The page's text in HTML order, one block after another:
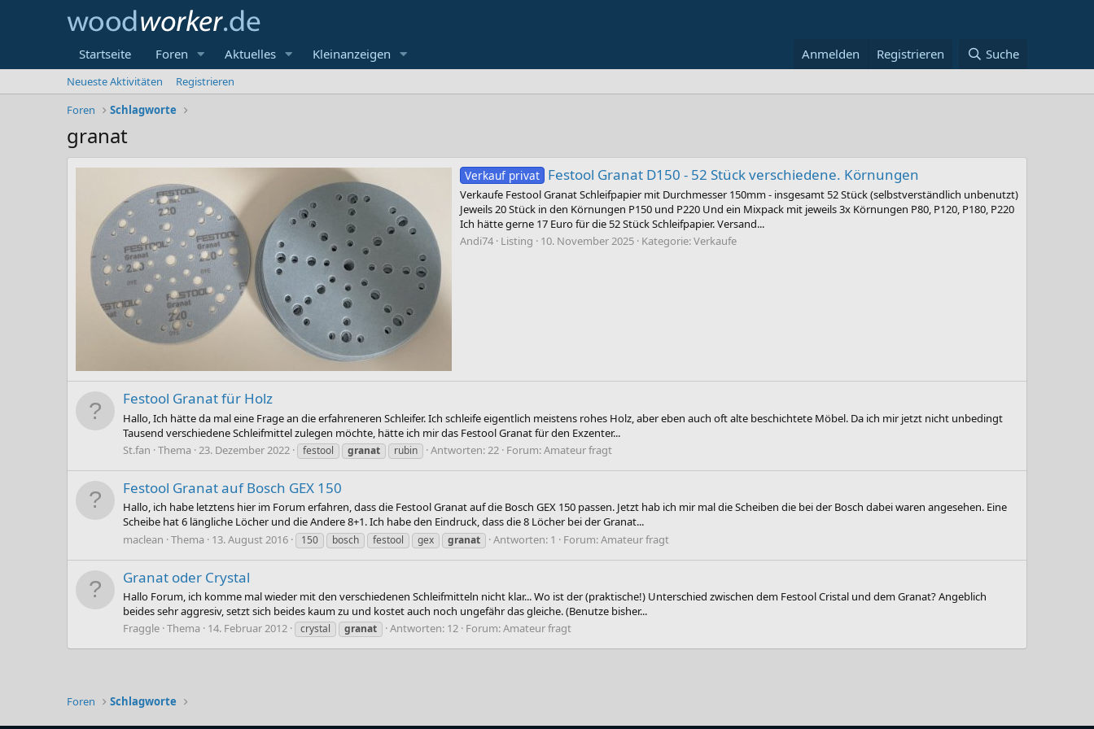
Startseite Foren Aktuelles Kleinanzeigen Anmelden Registrieren Suche
Neueste Aktivitäten
Registrieren
Foren
Schlagworte
granat
Verkauf privat Festool Granat D150 - 52 Stück verschiedene. Körnungen
Verkaufe Festool Granat Schleifpapier mit Durchmesser 150mm - insgesamt 52 Stück (selbstverständlich unbenutzt)
Jeweils 20 Stück in den Körnungen P150 und P220 Und ein Mixpack mit jeweils 3x Körnungen P80, P120, P180, P220
Ich hätte gerne 17 Euro für die 52 Stück Schleifpapier. Versand...
Andi74 Listing 10. November 2025 Kategorie:Verkaufe
Festool Granat für Holz
Hallo, Ich hätte da mal eine Frage an die erfahreneren Schleifer. Ich schleife eigentlich meistens rohes Holz, aber eben auch oft alte beschichtete Möbel. Da ich mir jetzt nicht unbedingt
Tausend verschiedene Schleifmittel zulegen möchte, hätte ich mir das Festool Granat für den Exzenter...
St.fan Thema 23. Dezember 2022 festool granat rubin Antworten: 22 Forum:Amateur fragt
Festool Granat auf Bosch GEX 150
Hallo, ich habe letztens hier im Forum erfahren, dass die Festool Granat auf die Bosch GEX 150 passen. Jetzt hab ich mir mal die Scheiben die bei der Bosch dabei waren angesehen. Eine
Scheibe hat 6 längliche Löcher und die Andere 8+1. Ich habe den Eindruck, dass die 8 Löcher bei der Granat...
maclean Thema 13. August 2016 150 bosch festool gex granat Antworten: 1 Forum:Amateur fragt
Granat oder Crystal
Hallo Forum, ich komme mal wieder mit den verschiedenen Schleifmitteln nicht klar... Wo ist der (praktische!) Unterschied zwischen dem Festool Cristal und dem Granat? Angeblich
beides sehr aggresiv, setzt sich beides kaum zu und kostet auch noch ungefähr das gleiche. (Benutze bisher...
Fraggle Thema 14. Februar 2012 crystal granat Antworten: 12 Forum:Amateur fragt
Foren Schlagworte